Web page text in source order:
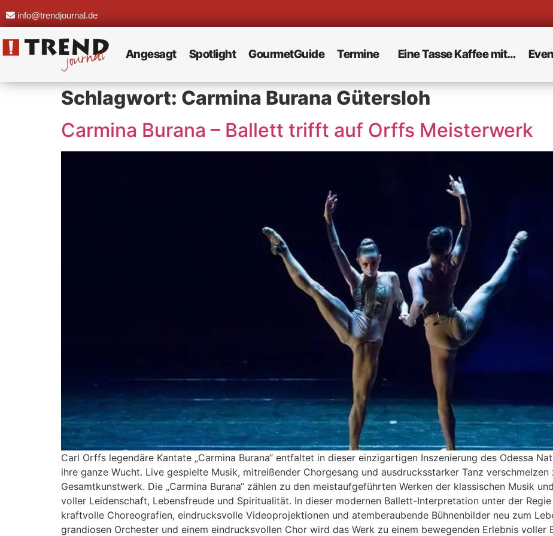
info@trendjournal.de
Angesagt Spotlight GourmetGuide Termine Eine Tasse Kaffee mit…
Schlagwort: Carmina Burana Gütersloh
Carmina Burana – Ballett trifft auf Orffs Meisterwerk
Carl Orffs legendäre Kantate „Carmina Burana“ entfaltet in dieser einzigartigen Inszenierung des Odessa
ihre ganze Wucht. Live gespielte Musik, mitreißender Chorgesang und ausdrucksstarker Tanz verschmelzen
Gesamtkunstwerk. Die „Carmina Burana“ zählen zu den meistaufgeführten Werken der klassischen Musik
voller Leidenschaft, Lebensfreude und Spiritualität. In dieser modernen Ballett-Interpretation unter der
kraftvolle Choreografien, eindrucksvolle Videoprojektionen und atemberaubende Bühnenbilder neu zum
grandiosen Orchester und einem eindrucksvollen Chor wird das Werk zu einem bewegenden Erlebnis